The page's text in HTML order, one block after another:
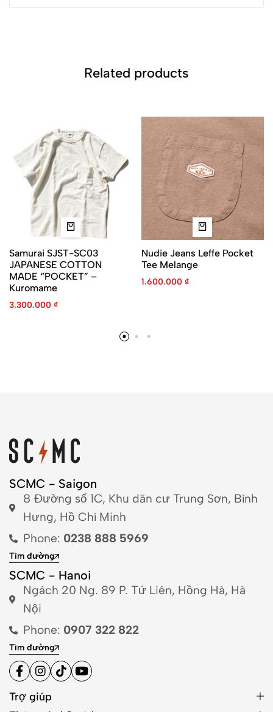
Related products
Samurai SJST-SC03
JAPANESE COTTON
MADE “POCKET” –
Kuromame
3.300.000 ₫
Nudie Jeans Leffe Pocket
Tee Melange
1.600.000 ₫
SCMC - Saigon
8 Đường số 1C, Khu dân cư Trung Sơn, Bình
Hưng, Hồ Chí Minh
Phone: 0238 888 5969
Tìm đường
SCMC - Hanoi
Ngách 20 Ng. 89 P. Tứ Liên, Hồng Hà, Hà
Nội
Phone: 0907 322 822
Tìm đường
Trợ giúp